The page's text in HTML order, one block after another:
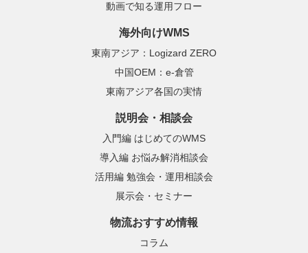
動画で知る運用フロー
海外向けWMS
東南アジア：Logizard ZERO
中国OEM：e-倉管
東南アジア各国の実情
説明会・相談会
入門編 はじめてのWMS
導入編 お悩み解消相談会
活用編 勉強会・運用相談会
展示会・セミナー
物流おすすめ情報
コラム